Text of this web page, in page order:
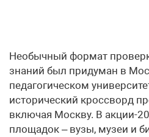
Необычный формат
знаний был придуман в
педагогическом
исторический кроссворд
включая Москву. В акции-
площадок – вузы, музеи и